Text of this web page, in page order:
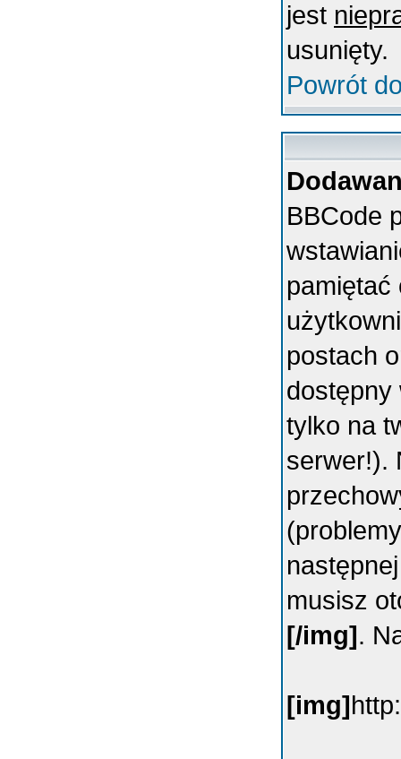
jest
usunięty.
Powrót
BBCode
pamiętać
postach
dostępny
tylko na
serwer!).
musisz
[/img].
[img]